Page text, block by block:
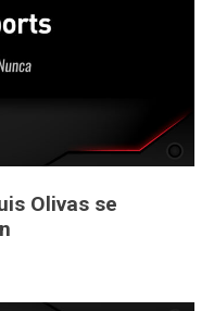
Olivas se